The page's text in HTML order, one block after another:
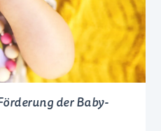
der Baby-